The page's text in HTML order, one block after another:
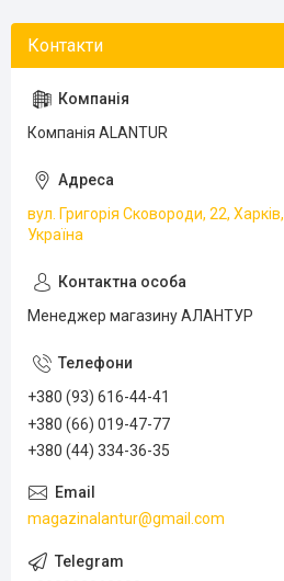
Компанія ALANTUR
вул. Григорія Сковороди, 22, Харків,
Україна
Менеджер магазину АЛАНТУР
+380 (93) 616-44-41
+380 (66) 019-47-77
+380 (44) 334-36-35
magazinalantur@gmail.com